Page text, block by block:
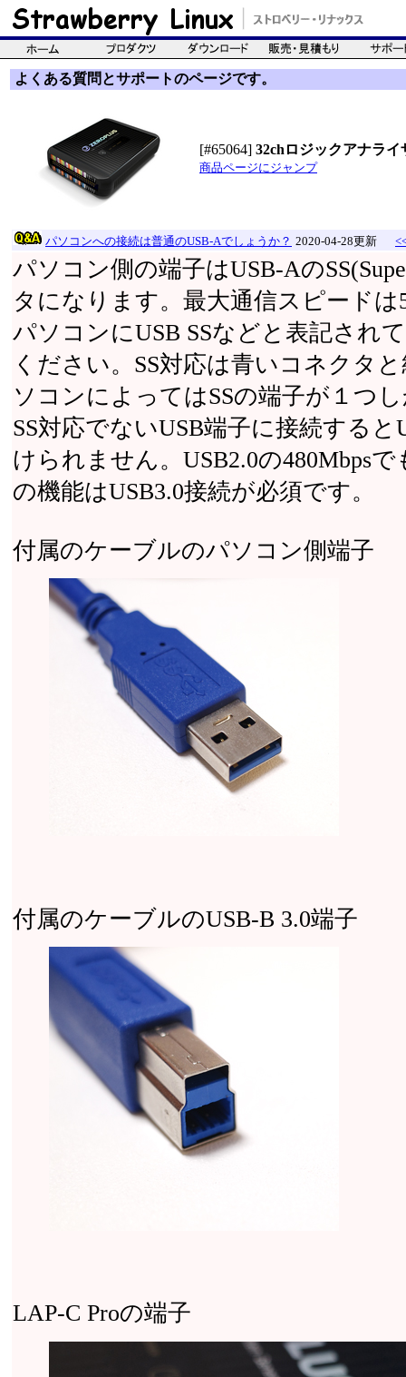
よくある質問とサポートのページです。
[#65064] 32chロジックアナライ
商品ページにジャンプ
パソコンへの接続は普通のUSB-Aでしょうか？ 2020-04-28更新
パソコン側の端子はUSB-Aの
タになります。最大通信スピードは
パソコンにUSB SSなどと表記され
ください。SS対応は青いコネクタ
ソコンによってはSSの端子が１つ
SS対応でないUSB端子に接続する
けられません。USB2.0の480Mbps
の機能はUSB3.0接続が必須です。
付属のケーブルのパソコン側端子
付属のケーブルのUSB-B 3.0端子
LAP-C Proの端子